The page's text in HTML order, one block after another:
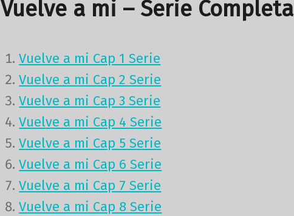
Vuelve a mi – Serie Completa
Vuelve a mi Cap 1 Serie
Vuelve a mi Cap 2 Serie
Vuelve a mi Cap 3 Serie
Vuelve a mi Cap 4 Serie
Vuelve a mi Cap 5 Serie
Vuelve a mi Cap 6 Serie
Vuelve a mi Cap 7 Serie
Vuelve a mi Cap 8 Serie